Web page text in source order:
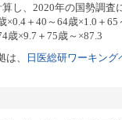
し、2020年の国勢調査
＋40～64歳×1.0＋65
歳×9.7＋75歳～×87.3
、
日医総研ワーキン